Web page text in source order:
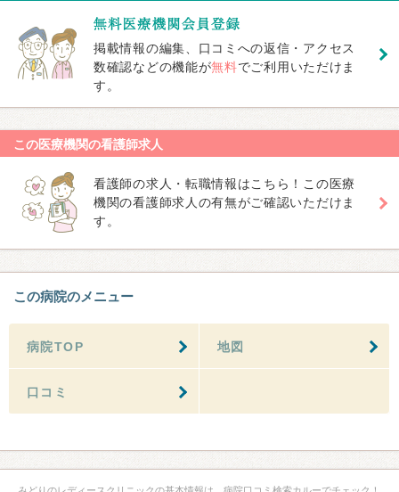
掲載情報の編集、口コミへの返信・アクセス
数確認などの機能が無料でご利用いただけま
す。
この医療機関の看護師求人
看護師の求人・転職情報はこちら！この医療
機関の看護師求人の有無がご確認いただけま
す。
この病院のメニュー
病院TOP 地図
口コミ